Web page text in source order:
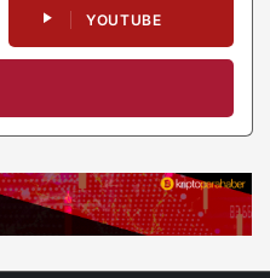
YOUTUBE